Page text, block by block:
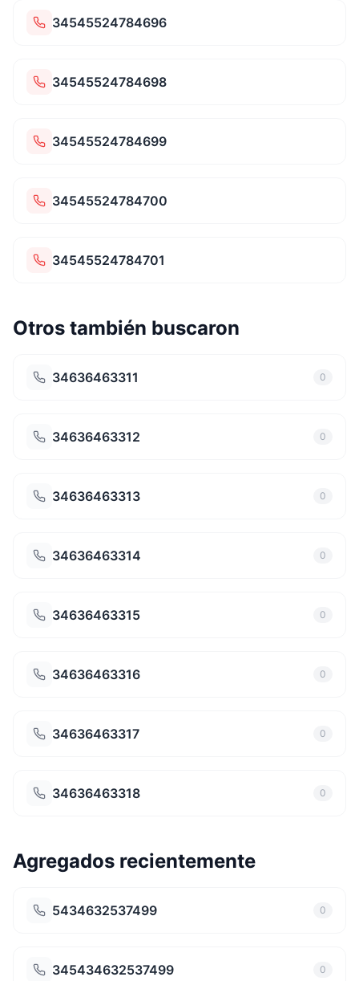
34545524784696
34545524784698
34545524784699
34545524784700
34545524784701
Otros también buscaron
34636463311 0
34636463312 0
34636463313 0
34636463314 0
34636463315 0
34636463316 0
34636463317 0
34636463318 0
Agregados recientemente
5434632537499 0
345434632537499 0